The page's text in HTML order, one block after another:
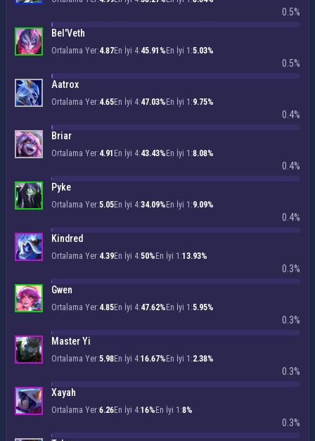
0.5%
Bel'Veth
Ortalama Yer:4.87En İyi 4:45.91% En İyi 1:5.03%
0.5%
Aatrox
Ortalama Yer:4.65En İyi 4:47.03% En İyi 1:9.75%
0.4%
Briar
Ortalama Yer:4.91 En İyi 4:43.43% En İyi 1:8.08%
0.4%
Pyke
Ortalama Yer:5.05En İyi 4:34.09% En İyi 1:9.09%
0.4%
Kindred
Ortalama Yer:4.39En İyi 4:50% En İyi 1:13.93%
0.3%
Gwen
Ortalama Yer:4.85En İyi 4:47.62% En İyi 1:5.95%
0.3%
Master Yi
Ortalama Yer:5.98En İyi 4:16.67% En İyi 1:2.38%
0.3%
Xayah
Ortalama Yer:6.26En İyi 4:16% En İyi 1:8%
0.3%